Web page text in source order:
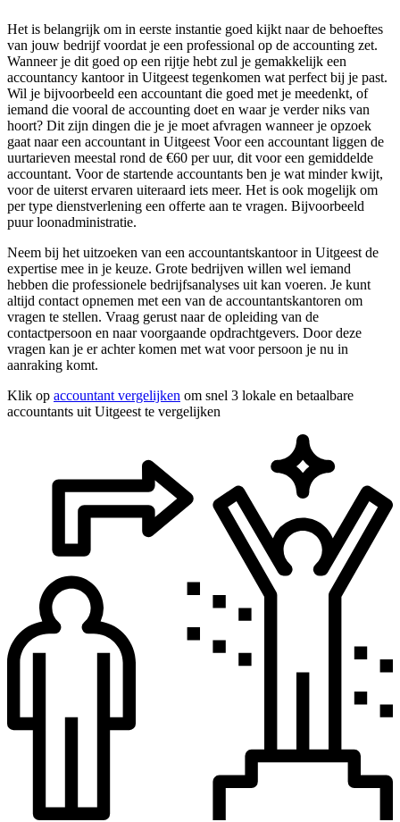
Het is belangrijk om in eerste instantie goed kijkt naar de behoeftes
van jouw bedrijf voordat je een professional op de accounting zet.
Wanneer je dit goed op een rijtje hebt zul je gemakkelijk een
accountancy kantoor in Uitgeest tegenkomen wat perfect bij je past.
Wil je bijvoorbeeld een accountant die goed met je meedenkt, of
iemand die vooral de accounting doet en waar je verder niks van
hoort? Dit zijn dingen die je je moet afvragen wanneer je opzoek
gaat naar een accountant in Uitgeest Voor een accountant liggen de
uurtarieven meestal rond de €60 per uur, dit voor een gemiddelde
accountant. Voor de startende accountants ben je wat minder kwijt,
voor de uiterst ervaren uiteraard iets meer. Het is ook mogelijk om
per type dienstverlening een offerte aan te vragen. Bijvoorbeeld
puur loonadministratie.
Neem bij het uitzoeken van een accountantskantoor in Uitgeest de
expertise mee in je keuze. Grote bedrijven willen wel iemand
hebben die professionele bedrijfsanalyses uit kan voeren. Je kunt
altijd contact opnemen met een van de accountantskantoren om
vragen te stellen. Vraag gerust naar de opleiding van de
contactpersoon en naar voorgaande opdrachtgevers. Door deze
vragen kan je er achter komen met wat voor persoon je nu in
aanraking komt.
Klik op accountant vergelijken om snel 3 lokale en betaalbare
accountants uit Uitgeest te vergelijken